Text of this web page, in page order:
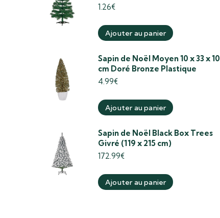
1.26€
Ajouter au panier
Sapin de Noël Moyen 10 x 33 x 10
cm Doré Bronze Plastique
4.99€
Ajouter au panier
Sapin de Noël Black Box Trees
Givré (119 x 215 cm)
172.99€
Ajouter au panier